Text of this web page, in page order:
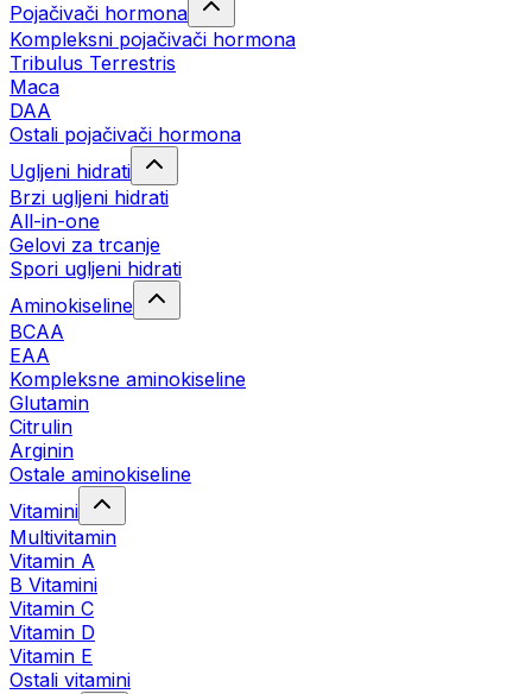
Pojačivači hormona
Kompleksni pojačivači hormona
Tribulus Terrestris
Maca
DAA
Ostali pojačivači hormona
Ugljeni hidrati
Brzi ugljeni hidrati
All-in-one
Gelovi za trcanje
Spori ugljeni hidrati
Aminokiseline
BCAA
ЕАА
Kompleksne aminokiseline
Glutamin
Citrulin
Arginin
Ostale aminokiseline
Vitamini
Multivitamin
Vitamin A
B Vitamini
Vitamin C
Vitamin D
Vitamin E
Ostali vitamini